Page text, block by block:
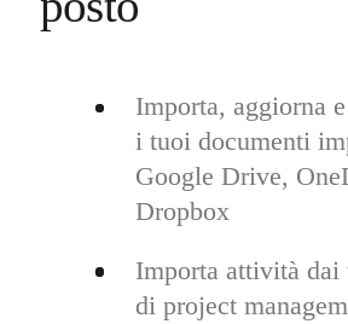
Importa, aggiorna
i tuoi documenti
Google Drive,
Dropbox
Importa attività
di project